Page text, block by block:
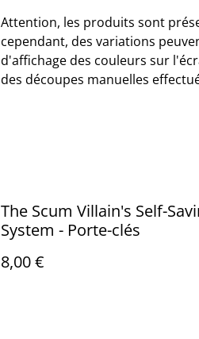
Attention, les produits sont
cependant, des variations
d'affichage des couleurs sur
des découpes manuelles
The Scum Villain's Self-
System - Porte-clés
8,00 €